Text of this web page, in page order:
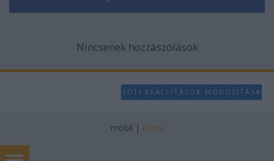
Nincsenek hozzászólások
SÜTI BEÁLLÍTÁSOK MÓDOSÍTÁSA
mobil | teljes